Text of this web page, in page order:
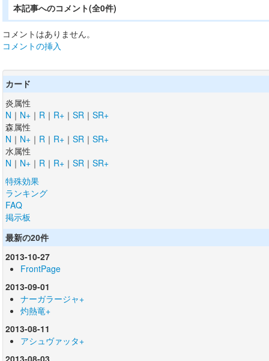
本記事へのコメント(全0件)
コメントはありません。
コメントの挿入
カード
炎属性
N ｜ N+ ｜ R ｜ R+ ｜ SR ｜ SR+
森属性
N ｜ N+ ｜ R ｜ R+ ｜ SR ｜ SR+
水属性
N ｜ N+ ｜ R ｜ R+ ｜ SR ｜ SR+
特殊効果
ランキング
FAQ
掲示板
最新の20件
2013-10-27
FrontPage
2013-09-01
ナーガラージャ+
灼熱竜+
2013-08-11
アシュヴァッタ+
2013-08-03